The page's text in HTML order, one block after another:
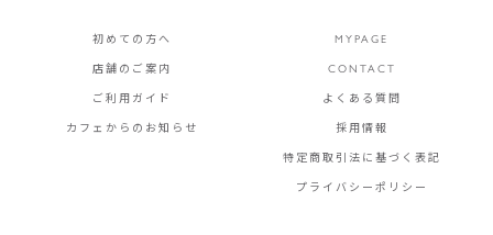
初めての方へ
店舗のご案内
ご利用ガイド
カフェからのお知らせ
MYPAGE
CONTACT
よくある質問
採用情報
特定商取引法に基づく表記
プライバシーポリシー